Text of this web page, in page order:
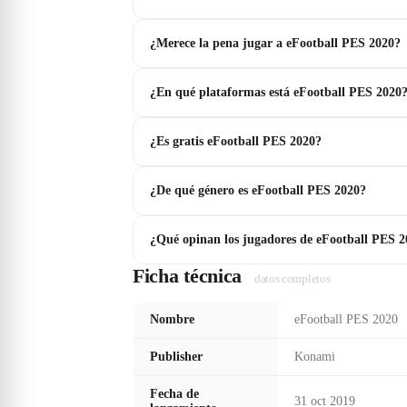
¿Merece la pena jugar a eFootball PES 2020?
¿En qué plataformas está eFootball PES 2020?
¿Es gratis eFootball PES 2020?
¿De qué género es eFootball PES 2020?
¿Qué opinan los jugadores de eFootball PES
Ficha técnica datos completos
Nombre eFootball PES 2020
Publisher Konami
Fecha de
31 oct 2019